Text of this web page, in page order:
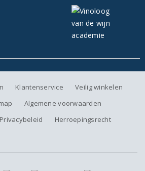
Klantenservice
Veilig winkelen
Algemene voorwaarden
Privacybeleid Herroepingsrecht